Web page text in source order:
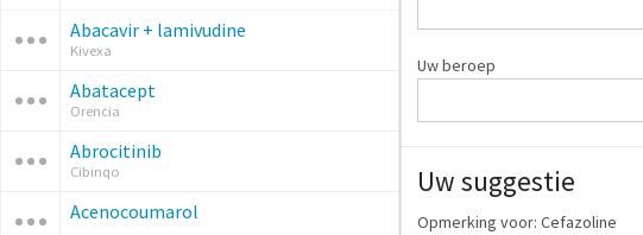
Abacavir + lamivudine
Kivexa
Abatacept
Orencia
Abrocitinib
Cibinqo
Acenocoumarol
Uw beroep
Uw suggestie
Opmerking voor: Cefazoline